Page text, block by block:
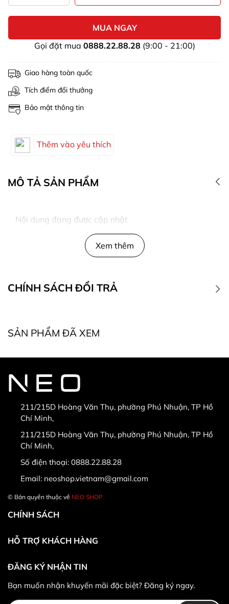
MUA NGAY
Gọi đặt mua 0888.22.88.28 (9:00 - 21:00)
Giao hàng toàn quốc
Tích điểm đổi thưởng
Bảo mật thông tin
Thêm vào yêu thích
MÔ TẢ SẢN PHẨM
Nội dung đang được cập nhật
Xem thêm
CHÍNH SÁCH ĐỔI TRẢ
* Điều kiện bắt buộc khi đổi, trả hàng:
* Hàng được đổi trả khi:
SẢN PHẨM ĐÃ XEM
211/215D Hoàng Văn Thụ, phường Phú Nhuận, TP Hồ
Chí Minh,
211/215D Hoàng Văn Thụ, phường Phú Nhuận, TP Hồ
Chí Minh,
Số điện thoại: 0888.22.88.28
Email: neoshop.vietnam@gmail.com
© Bản quyền thuộc về NEO SHOP
CHÍNH SÁCH
HỖ TRỢ KHÁCH HÀNG
ĐĂNG KÝ NHẬN TIN
Bạn muốn nhận khuyến mãi đặc biệt? Đăng ký ngay.